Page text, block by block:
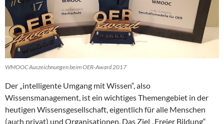
WMOOC Auszeichnungen beim OER-Award 2017
Der „intelligente Umgang mit Wissen“, also
Wissensmanagement, ist ein wichtiges Themengebiet in der
heutigen Wissensgesellschaft, eigentlich für alle Menschen
(auch privat) und Organisationen. Das Ziel „Freier Bildung“